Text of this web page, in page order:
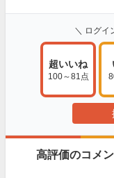
＼ ログイ
超いいね
100～81点
高評価のコメ